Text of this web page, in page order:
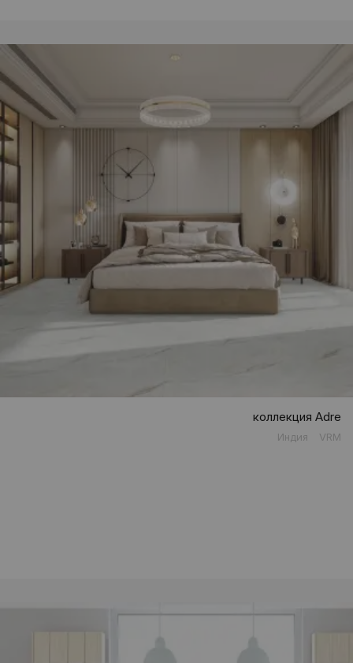
коллекция Adre
Индия VRM